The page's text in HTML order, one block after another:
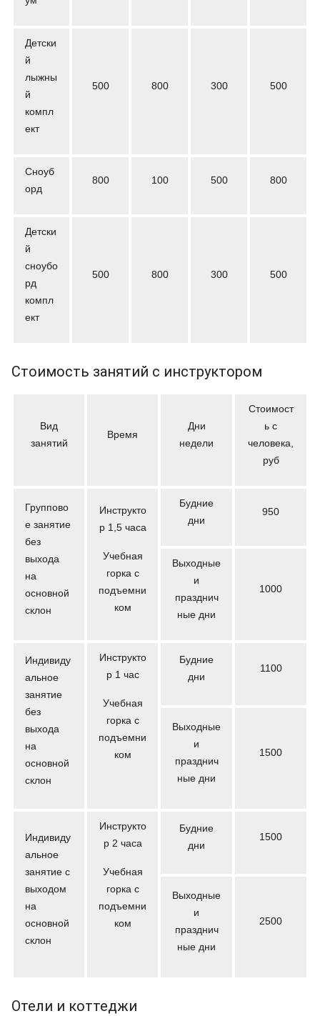
Детски
й
лыжны
й
компл
ект
500 800 300 500
Сноуб
орд
800 100 500 800
Детски
й
сноубо
рд
компл
ект
500 800 300 500
Стоимость занятий с инструктором
Вид
занятий
Время
Дни
недели
Стоимост
ь с
человека,
руб
Группово
е занятие
без
выхода
на
основной
склон
Инструкто
р 1,5 часа
Учебная
горка с
подъемни
ком
Будние
дни
950
Выходные
и
празднич
ные дни
1000
Индивиду
альное
занятие
без
выхода
на
основной
склон
Инструкто
р 1 час
Учебная
горка с
подъемни
ком
Будние
дни
1100
Выходные
и
празднич
ные дни
1500
Индивиду
альное
занятие с
выходом
на
основной
склон
Инструкто
р 2 часа
Учебная
горка с
подъемни
ком
Будние
дни
1500
Выходные
и
празднич
ные дни
2500
Отели и коттеджи